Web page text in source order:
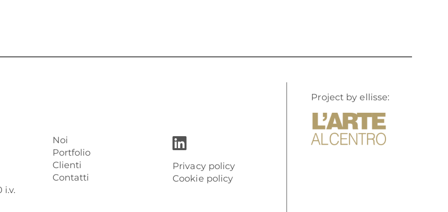
i.v.
Noi
Portfolio
Clienti
Contatti
Privacy policy
Cookie policy
Project by ellisse: